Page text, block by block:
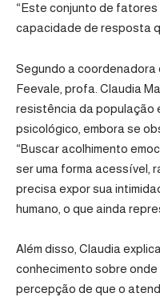
“Este conjunto de
capacidade de resposta
Segundo a coordenadora
Feevale, profa. Claudia
resistência da população
psicológico, embora se
“Buscar acolhimento
ser uma forma acessível,
precisa expor sua
humano, o que ainda
Além disso, Claudia
conhecimento sobre
percepção de que o